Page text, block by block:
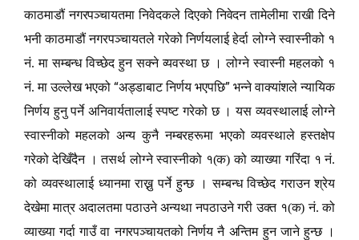
काठमाडौं नगरपञ्चायतमा निवेदकले दिएको निवेदन तामेलीमा राखी दिने
भनी काठमाडौं नगरपञ्चायतले गरेको निर्णयलाई हेर्दा लोग्ने स्वास्नीको १
नं. मा सम्बन्ध विच्छेद हुन सक्ने व्यवस्था छ । लोग्ने स्वास्नी महलको १
नं. मा उल्लेख भएको “अड्डाबाट निर्णय भएपछि” भन्ने वाक्यांशले न्यायिक
निर्णय हुनु पर्ने अनिवार्यतालाई स्पष्ट गरेको छ । यस व्यवस्थालाई लोग्ने
स्वास्नीको महलको अन्य कुनै नम्बरहरूमा भएको व्यवस्थाले हस्तक्षेप
गरेको देखिँदैन । तसर्थ लोग्ने स्वास्नीको १(क) को व्याख्या गरिंदा १ नं.
को व्यवस्थालाई ध्यानमा राख्नु पर्ने हुन्छ । सम्बन्ध विच्छेद गराउन श्रेय
देखेमा मात्र अदालतमा पठाउने अन्यथा नपठाउने गरी उक्त १(क) नं. को
व्याख्या गर्दा गाउँ वा नगरपञ्चायतको निर्णय नै अन्तिम हुन जाने हुन्छ ।